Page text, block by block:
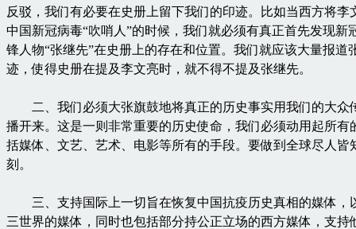
反驳，我们有必要在史册上留下我们的印迹。比如当西方将李
中国新冠病毒“吹哨人”的时候，我们就必须有真正首先发现新
锋人物“张继先”在史册上的存在和位置。我们就应该大量报道
迹，使得史册在提及李文亮时，就不得不提及张继先。
二、我们必须大张旗鼓地将真正的历史事实用我们的大众
播开来。这是一则非常重要的历史使命，我们必须动用起所有
括媒体、文艺、艺术、电影等所有的手段。要做到全球尽人皆
刻。
三、支持国际上一切旨在恢复中国抗疫历史真相的媒体，
三世界的媒体，同时也包括部分持公正立场的西方媒体，支持